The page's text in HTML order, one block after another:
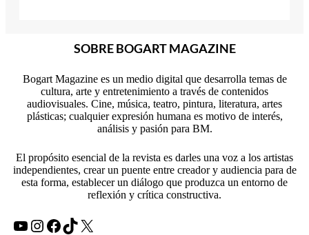
SOBRE BOGART MAGAZINE
Bogart Magazine es un medio digital que desarrolla temas de
cultura, arte y entretenimiento a través de contenidos
audiovisuales. Cine, música, teatro, pintura, literatura, artes
plásticas; cualquier expresión humana es motivo de interés,
análisis y pasión para BM.
El propósito esencial de la revista es darles una voz a los artistas
independientes, crear un puente entre creador y audiencia para de
esta forma, establecer un diálogo que produzca un entorno de
reflexión y crítica constructiva.
YouTube Instagram Facebook TikTok X